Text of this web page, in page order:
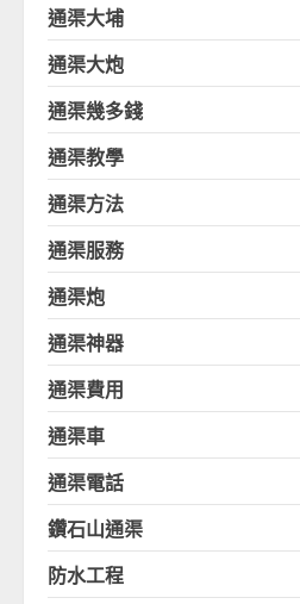
通渠大埔
通渠大炮
通渠幾多錢
通渠教學
通渠方法
通渠服務
通渠炮
通渠神器
通渠費用
通渠車
通渠電話
鑽石山通渠
防水工程